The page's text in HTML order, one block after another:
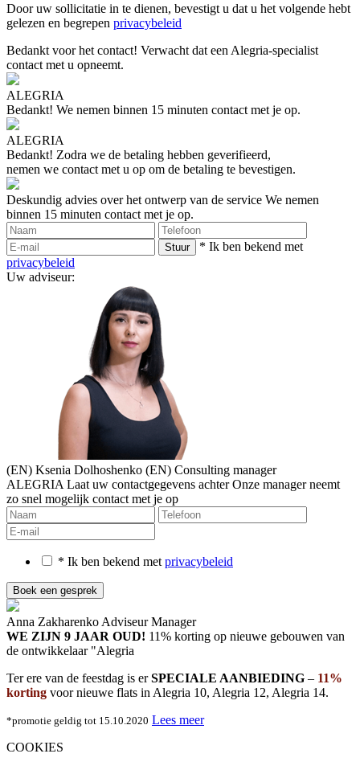
Door uw sollicitatie in te dienen, bevestigt u dat u het volgende hebt
gelezen en begrepen privacybeleid
Bedankt voor het contact! Verwacht dat een Alegria-specialist
contact met u opneemt.
ALEGRIA
Bedankt! We nemen binnen 15 minuten contact met je op.
ALEGRIA
Bedankt! Zodra we de betaling hebben geverifieerd,
nemen we contact met u op om de betaling te bevestigen.
Deskundig advies over het ontwerp van de service We nemen
binnen 15 minuten contact met je op.
* Ik ben bekend met
privacybeleid
Uw adviseur:
(EN) Ksenia Dolhoshenko (EN) Consulting manager
ALEGRIA Laat uw contactgegevens achter Onze manager neemt
zo snel mogelijk contact met je op
* Ik ben bekend met privacybeleid
Anna Zakharenko Adviseur Manager
WE ZIJN 9 JAAR OUD! 11% korting op nieuwe gebouwen van
de ontwikkelaar "Alegria
Ter ere van de feestdag is erSPECIALE AANBIEDING – 11%
korting voor nieuwe flats in Alegria 10, Alegria 12, Alegria 14.
*promotie geldig tot 15.10.2020 Lees meer
COOKIES